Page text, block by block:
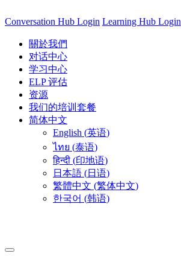
Conversation Hub Login Learning Hub Login
關於我們
对话中心
学习中心
ELP 评估
资源
我们的培训套餐
简体中文
English (英语)
ไทย (泰语)
हिन्दी (印地语)
日本語 (日语)
繁體中文 (繁体中文)
한국어 (韩语)